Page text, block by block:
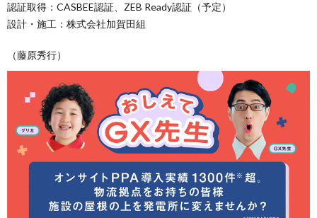
認証取得：CASBEE認証、ZEB Ready認証（予定）
設計・施工：株式会社加賀田組
（藤原秀行）